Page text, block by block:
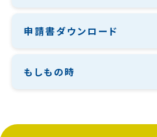
申請書ダウンロード
もしもの時